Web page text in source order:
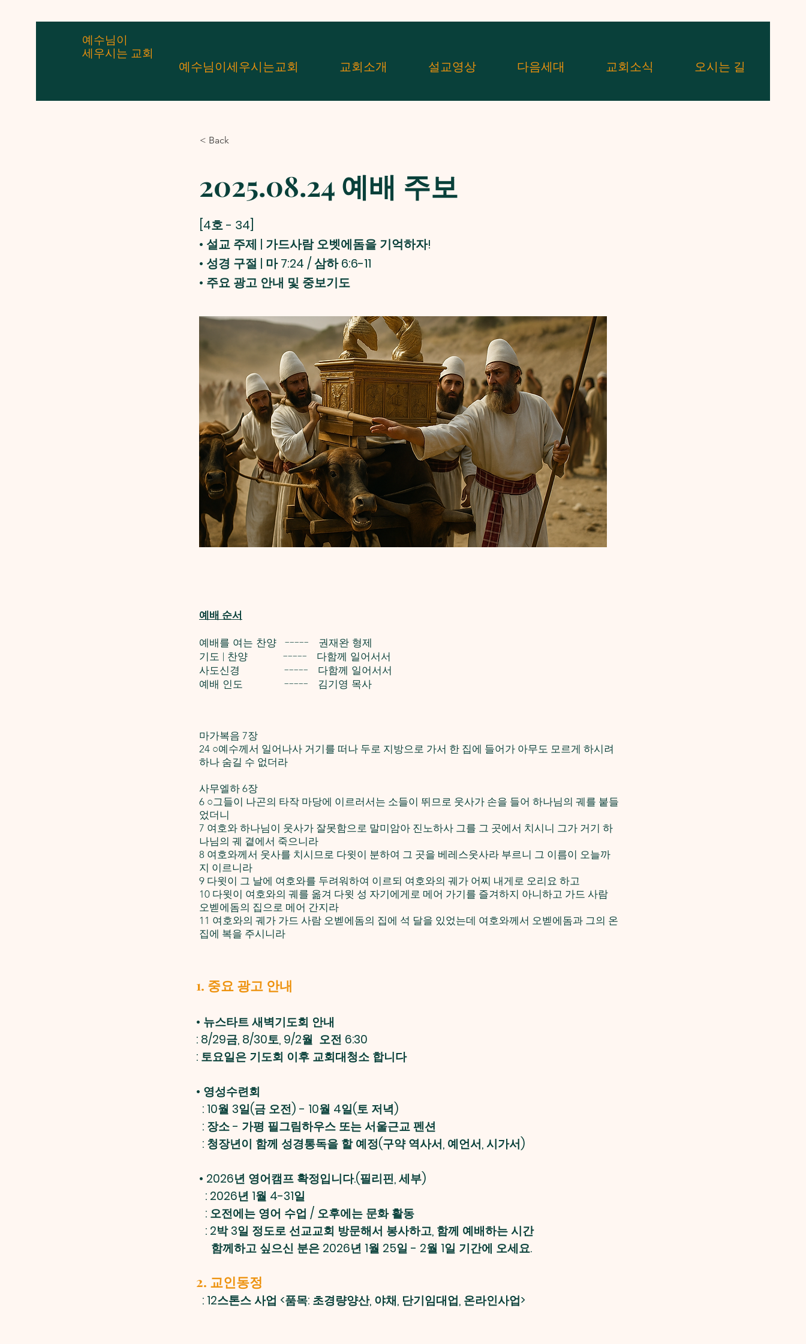
예수님이
세우시는 교회
예수님이세우시는교회 교회소개 설교영상 다음세대 교회소식 오시는 길
< Back
2025.08.24 예배 주보
[4호 - 34]
• 설교 주제 | 가드사람 오벳에돔을 기억하자!
• 성경 구절 | 마 7:24 / 삼하 6:6-11
• 주요 광고 안내 및 중보기도
예배 순서
예배를 여는 찬양 ----- 권재완 형제
기도 | 찬양 ----- 다함께 일어서서
사도신경 ----- 다함께 일어서서
예배 인도 ----- 김기영 목사
마가복음 7장
24 ○예수께서 일어나사 거기를 떠나 두로 지방으로 가서 한 집에 들어가 아무도 모르게 하시려
하나 숨길 수 없더라
사무엘하 6장
6 ○그들이 나곤의 타작 마당에 이르러서는 소들이 뛰므로 웃사가 손을 들어 하나님의 궤를 붙들
었더니
7 여호와 하나님이 웃사가 잘못함으로 말미암아 진노하사 그를 그 곳에서 치시니 그가 거기 하
나님의 궤 곁에서 죽으니라
8 여호와께서 웃사를 치시므로 다윗이 분하여 그 곳을 베레스웃사라 부르니 그 이름이 오늘까
지 이르니라
9 다윗이 그 날에 여호와를 두려워하여 이르되 여호와의 궤가 어찌 내게로 오리요 하고
10 다윗이 여호와의 궤를 옮겨 다윗 성 자기에게로 메어 가기를 즐겨하지 아니하고 가드 사람
오벧에돔의 집으로 메어 간지라
11 여호와의 궤가 가드 사람 오벧에돔의 집에 석 달을 있었는데 여호와께서 오벧에돔과 그의 온
집에 복을 주시니라
1. 중요 광고 안내
• 뉴스타트 새벽기도회 안내
: 8/29금, 8/30토, 9/2월 오전 6:30
: 토요일은 기도회 이후 교회대청소 합니다
• 영성수련회
: 10월 3일(금 오전) - 10월 4일(토 저녁)
: 장소 - 가평 필그림하우스 또는 서울근교 펜션
: 청장년이 함께 성경통독을 할 예정(구약 역사서, 예언서, 시가서)
• 2026년 영어캠프 확정입니다.(필리핀, 세부)
: 2026년 1월 4-31일
: 오전에는 영어 수업 / 오후에는 문화 활동
: 2박 3일 정도로 선교교회 방문해서 봉사하고, 함께 예배하는 시간
함께하고 싶으신 분은 2026년 1월 25일 - 2월 1일 기간에 오세요.
2. 교인동정
: 12스톤스 사업 <품목: 초경량양산, 야채, 단기임대업, 온라인사업>